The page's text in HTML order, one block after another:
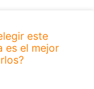
este
es el mejor